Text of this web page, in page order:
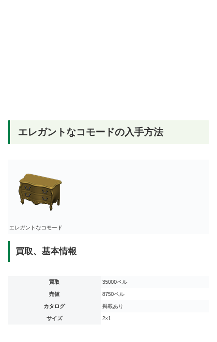
エレガントなコモードの入手方法
エレガントなコモード
買取、基本情報
買取 35000ベル
売値 8750ベル
カタログ 掲載あり
サイズ 2×1